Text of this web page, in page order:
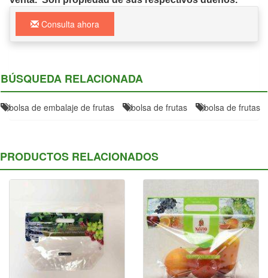
Consulta ahora
BÚSQUEDA RELACIONADA
bolsa de embalaje de frutas bolsa de frutas bolsa de frutas
PRODUCTOS RELACIONADOS